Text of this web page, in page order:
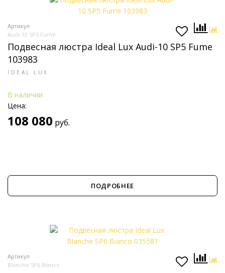
Артикул
Audi-10 SP5 Fume
Подвесная люстра Ideal Lux Audi-10 SP5 Fume
103983
IDEAL LUX
В наличии
Цена:
108 080 руб.
ПОДРОБНЕЕ
Артикул
Blanche SP6 Bianco